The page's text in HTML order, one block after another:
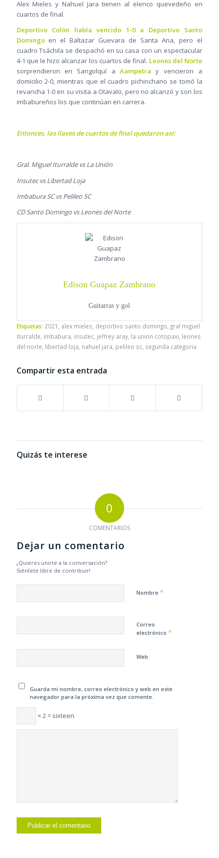
Alex Mieles y Nahuel Jara tienen al elenco quevedeño en
cuartos de final.
Deportivo Colón había vencido 1-0 a Deportivo Santo
Domingoen el Baltazar Guevara de Santa Ana, pero el
cuadro Tsáchila se despachó en su casa con un espectacular
4-1 que le hizo alcanzar los cuartos de final. Leones del Norte
sorprendieron en Sangolquí a Aampetra y vencieron a
domicilio 2-0, mientras que el cuadro pichinchano se tomó la
revancha 1-0 en su visita a Otavalo, pero no alcanzó y son los
imbabureños los que continúan en carrera.
Entonces, las llaves de cuartos de final quedaron así:
Gral. Miguel Iturralde vs La Unión
Insutec vs Libertad Loja
Imbabura SC vs Pelileo SC
CD Santo Domingo vs Leones del Norte
Edison Guapaz Zambrano
Guitarras y gol
Etiquetas: 2021 alex mieles deportivo santo domingo gral miguel
iturralde imbabura insutec, jeffrey aray, la union cotopaxi leones
del norte libertad loja nahuel jara pelileo sc, segunda categoria
Compartir esta entrada
Quizás te interese
0
COMENTARIOS
Dejar un comentario
¿Quieres unirte a la conversación?
Siéntete libre de contribuir!
Nombre *
Correo
electrónico *
Web
Guarda mi nombre, correo electrónico y web en este
navegador para la próxima vez que comente.
× 2 = sixteen